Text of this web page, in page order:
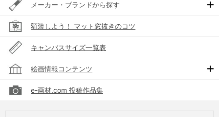
メーカー・ブランドから探す
額装しよう！ マット窓抜きのコツ
キャンバスサイズ一覧表
絵画情報コンテンツ
e-画材.com 投稿作品集